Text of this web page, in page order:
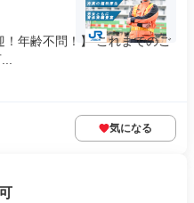
年齢不問！】 これまでのご
気になる